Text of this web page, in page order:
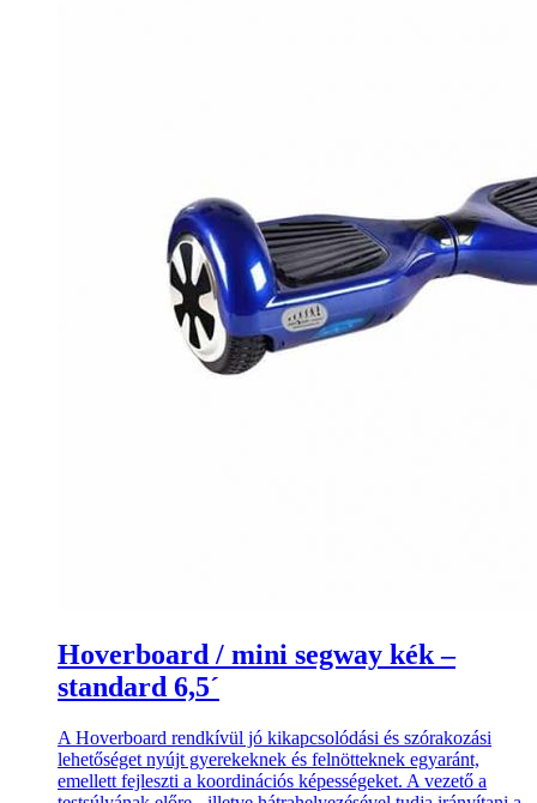
Hoverboard / mini segway kék –
standard 6,5´
A Hoverboard rendkívül jó kikapcsolódási és szórakozási
lehetőséget nyújt gyerekeknek és felnötteknek egyaránt,
emellett fejleszti a koordinációs képességeket. A vezető a